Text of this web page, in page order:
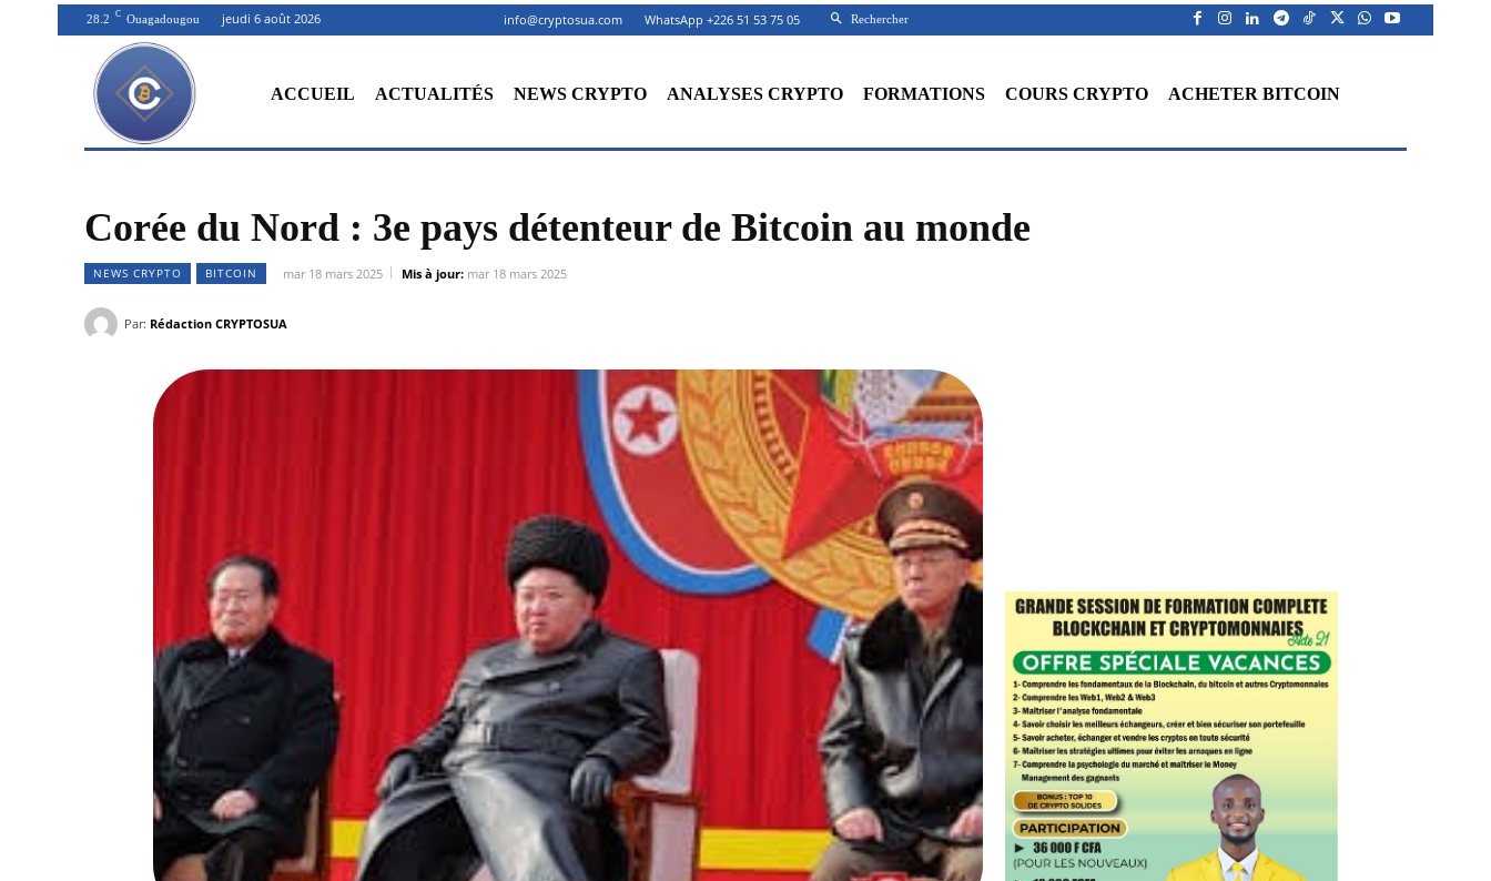
28.2 C Ouagadougou jeudi 6 août 2026 info@cryptosua.com WhatsApp +226 51 53 75 05 Rechercher
ACCUEIL ACTUALITÉS NEWS CRYPTO ANALYSES CRYPTO FORMATIONS COURS CRYPTO ACHETER BITCOIN
Corée du Nord : 3e pays détenteur de Bitcoin au monde
NEWS CRYPTO BITCOIN mar 18 mars 2025 Mis à jour: mar 18 mars 2025
Par: Rédaction CRYPTOSUA